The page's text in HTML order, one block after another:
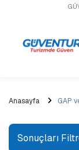
Anasayfa GAP
Sonuçları